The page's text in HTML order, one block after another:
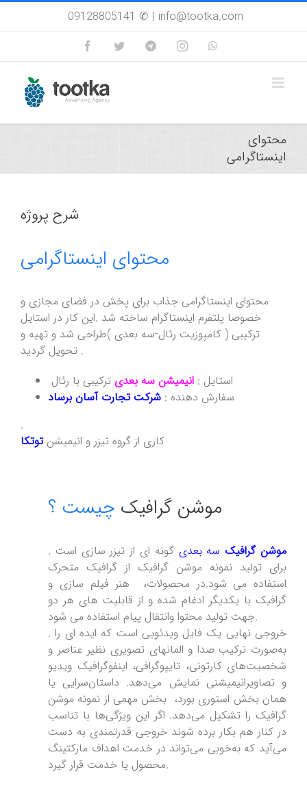
Skip
09128805141 ✆ | info@tootka.com
FacebookTwitterCustom Instagram
محتوای
اینستاگرامی
شرح پروژه
محتوای اینستاگرامی
محتوای اینستاگرامی جذاب برای پخش در فضای مجازی و
خصوصا پلتفرم اینستاگرام ساخته شد .این کار در استایل
ترکیبی ( کامپوزیت رئال-سه بعدی )طراحی شد و تهیه و
تحویل گردید .
استایل : انیمیشن سه بعدی ترکیبی با رئال
سفارش دهنده : شرکت تجارت آسان برساد
.
کاری از گروه تیزر و انیمیشن توتکا
موشن گرافیک چیست ؟
موشن گرافیکسه بعدی گونه ای از تیزر سازی است .
برای تولید نمونه موشن گرافیک از گرافیک متحرک
استفاده می شود.در محصولات، هنر فیلم سازی و
گرافیک با یکدیگر ادغام شده و از قابلیت های هر دو
جهت تولید محتوا وانتقال پیام استفاده می شود.
. خروجی نهایی یک فایل ویدئویی است که ایده ای را
به‌صورت ترکیب صدا و المانهای تصویری نظیر عناصر و
شخصیت‌های کارتونی، تایپوگرافی، اینفوگرافیک ویدیو
و تصاویرانیمیشنی نمایش می‌دهد. داستان‌سرایی یا
همان بخش استوری بورد، بخش مهمی از نمونه موشن
گرافیک را تشکیل می‌دهد. اگر این ویژگی‌ها با تناسب
در کنار هم بکار برده شوند خروجی قدرتمندی به دست
می‌آید که به‌خوبی می‌تواند در خدمت اهداف مارکتینگ
محصول یا خدمت قرار گیرد.